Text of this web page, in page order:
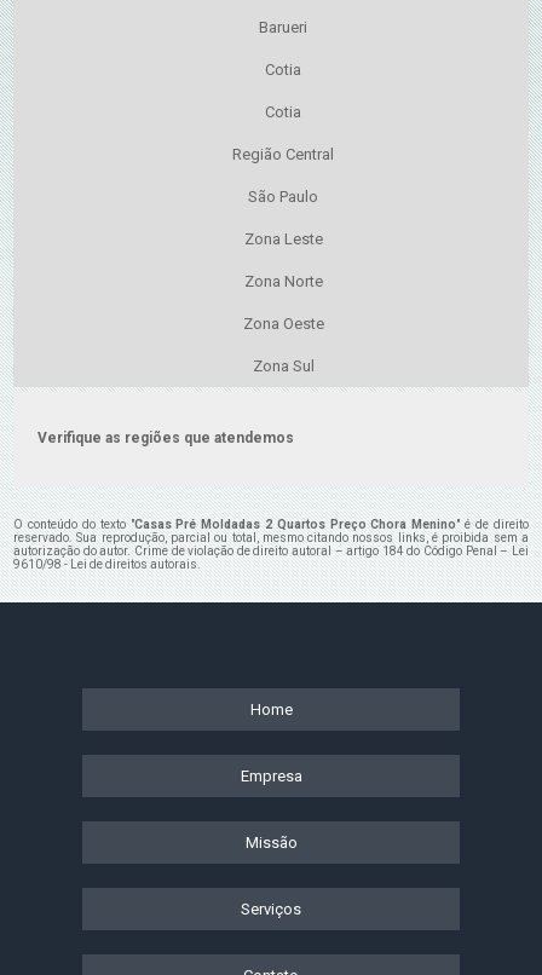
Barueri
Cotia
Cotia
Região Central
São Paulo
Zona Leste
Zona Norte
Zona Oeste
Zona Sul
Verifique as regiões que atendemos
O conteúdo do texto "Casas Pré Moldadas 2 Quartos Preço Chora Menino" é de direito
reservado. Sua reprodução, parcial ou total, mesmo citando nossos links, é proibida sem a
autorização do autor. Crime de violação de direito autoral – artigo 184 do Código Penal –Lei
9610/98 - Lei de direitos autorais.
Home
Empresa
Missão
Serviços